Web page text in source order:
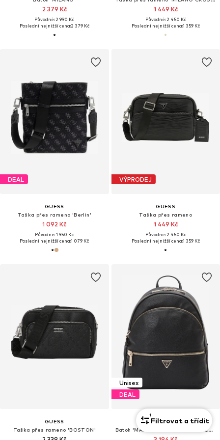
2 379 Kč
Původně: 2 990 Kč
Poslední nejnižší cena:2 379 Kč
1 449 Kč
Původně: 2 450 Kč
Poslední nejnižší cena:1 359 Kč
DEAL
GUESS
Taška přes rameno 'Berlin'
1 092 Kč
Původně: 1 950 Kč
Poslední nejnižší cena:1 079 Kč
VÝPRODEJ
GUESS
Taška přes rameno
1 449 Kč
Původně: 2 450 Kč
Poslední nejnižší cena:1 359 Kč
GUESS
Taška přes rameno 'BOSTON'
Unisex
DEAL
GUESS
Batoh 'MANHATTAN II LARGE BACKPACK'
1
Filtrovat a třídit